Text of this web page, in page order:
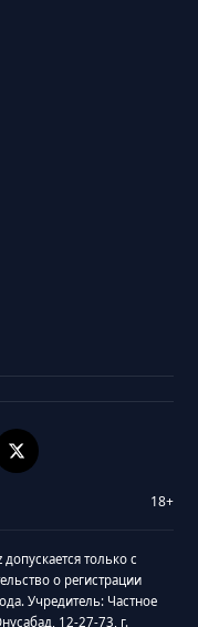
18+
только с
о регистрации
Учредитель: Частное
12-27-73, г.